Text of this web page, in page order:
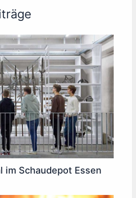
im Schaudepot Essen